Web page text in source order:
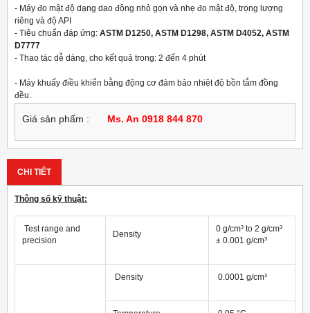
- Máy đo mật độ dạng dao động nhỏ gọn và nhẹ đo mật độ, trọng lượng
riêng và độ API
- Tiêu chuẩn đáp ứng: ASTM D1250, ASTM D1298, ASTM D4052, ASTM
D7777
- Thao tác dễ dàng, cho kết quả trong: 2 đến 4 phút
- Máy khuấy điều khiển bằng động cơ đảm bảo nhiệt độ bồn tắm đồng
đều.
Giá sản phẩm : Ms. An 0918 844 870
CHI TIẾT
Thông số kỹ thuật:
Test range and
precision
Density
0 g/cm³ to 2 g/cm³
± 0.001 g/cm³
Density 0.0001 g/cm³